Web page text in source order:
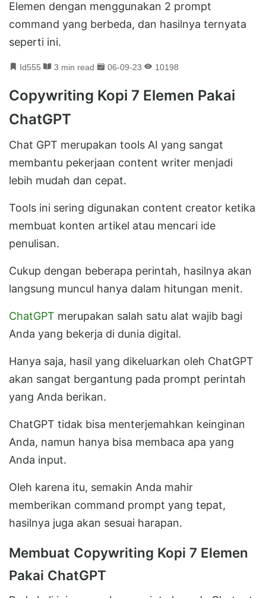
Elemen dengan menggunakan 2 prompt
command yang berbeda, dan hasilnya ternyata
seperti ini.
Id555 3 min read 06-09-23 10198
Copywriting Kopi 7 Elemen Pakai
ChatGPT
Chat GPT merupakan tools AI yang sangat
membantu pekerjaan content writer menjadi
lebih mudah dan cepat.
Tools ini sering digunakan content creator ketika
membuat konten artikel atau mencari ide
penulisan.
Cukup dengan beberapa perintah, hasilnya akan
langsung muncul hanya dalam hitungan menit.
ChatGPT merupakan salah satu alat wajib bagi
Anda yang bekerja di dunia digital.
Hanya saja, hasil yang dikeluarkan oleh ChatGPT
akan sangat bergantung pada prompt perintah
yang Anda berikan.
ChatGPT tidak bisa menterjemahkan keinginan
Anda, namun hanya bisa membaca apa yang
Anda input.
Oleh karena itu, semakin Anda mahir
memberikan command prompt yang tepat,
hasilnya juga akan sesuai harapan.
Membuat Copywriting Kopi 7 Elemen
Pakai ChatGPT